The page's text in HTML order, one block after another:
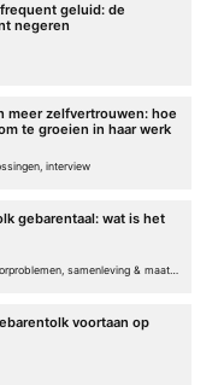
geluid: de
negeren
meer zelfvertrouwen: hoe
te groeien in haar werk
interview
gebarentaal: wat is het
algemeen, hooroplossingen, hoorproblemen, samenleving & maatschappij
voortaan op